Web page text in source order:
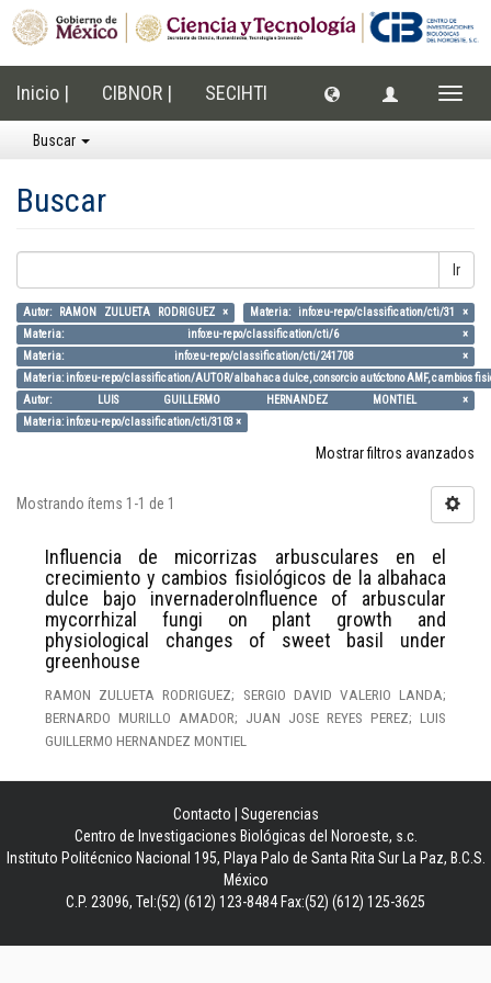
Inicio | CIBNOR | SECIHTI
Buscar
Buscar
Ir
Autor: RAMON ZULUETA RODRIGUEZ ×
Materia: info:eu-repo/classification/cti/31 ×
Materia: info:eu-repo/classification/cti/6 ×
Materia: info:eu-repo/classification/cti/241708 ×
Materia: info:eu-repo/classification/AUTOR/albahaca dulce, consorcio autóctono AMF, cambios
Autor: LUIS GUILLERMO HERNANDEZ MONTIEL ×
Materia: info:eu-repo/classification/cti/3103 ×
Mostrar filtros avanzados
Mostrando ítems 1-1 de 1
Influencia de micorrizas arbusculares en el
crecimiento y cambios fisiológicos de la albahaca
dulce bajo invernaderoInfluence of arbuscular
mycorrhizal fungi on plant growth and
physiological changes of sweet basil under
greenhouse
RAMON ZULUETA RODRIGUEZ; SERGIO DAVID VALERIO LANDA;
BERNARDO MURILLO AMADOR; JUAN JOSE REYES PEREZ; LUIS
GUILLERMO HERNANDEZ MONTIEL
Contacto
Sugerencias
Centro de Investigaciones Biológicas del Noroeste, s.c.
Instituto Politécnico Nacional 195, Playa Palo de Santa Rita Sur La Paz, B.C.S.
México
C.P. 23096, Tel:(52) (612) 123-8484 Fax:(52) (612) 125-3625